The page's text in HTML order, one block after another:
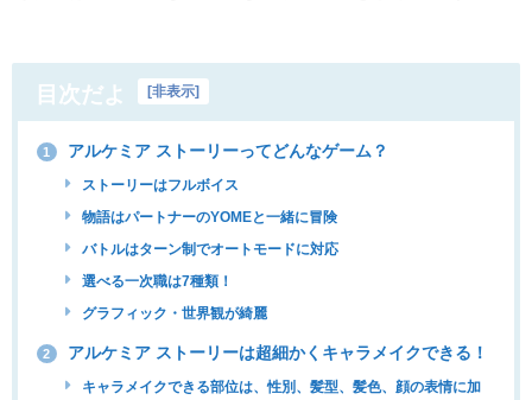
目次だよ 非表示
1 アルケミア ストーリーってどんなゲーム？
ストーリーはフルボイス
物語はパートナーのYOMEと一緒に冒険
バトルはターン制でオートモードに対応
選べる一次職は7種類！
グラフィック・世界観が綺麗
2 アルケミア ストーリーは超細かくキャラメイクできる！
キャラメイクできる部位は、性別、髪型、髪色、顔の表情に加